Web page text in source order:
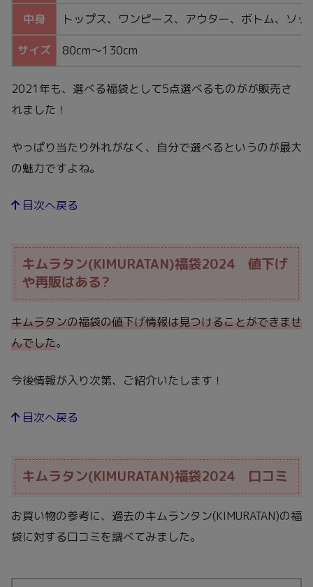
中身 トップス、ワンピース、アウター、ボトム、ソッ
サイズ 80cm〜130cm
2021年も、選べる福袋として5点選べるものがが販売さ
れました！
やっぱり当たり外れがなく、自分で選べるというのが最大
の魅力ですよね。
目次へ戻る
キムラタン(KIMURATAN)福袋2024 値下げ
や再販はある?
キムラタンの福袋の値下げ情報は見つけることができませ
んでした。
今後情報が入り次第、ご紹介いたします！
目次へ戻る
キムラタン(KIMURATAN)福袋2024 口コミ
お買い物の参考に、過去のキムランタン(KIMURATAN)の福
袋に対する口コミを調べてみました。